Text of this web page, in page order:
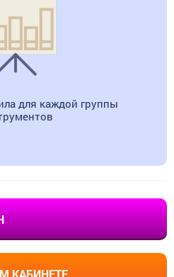
для каждой группы
КАБИНЕТЕ